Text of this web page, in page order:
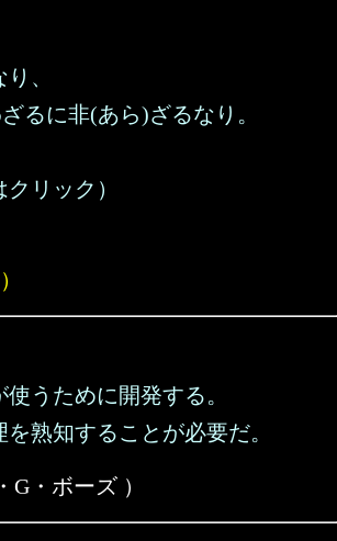
、
るに非(あら)ざるなり。
リック）
）
うために開発する。
を熟知することが必要だ。
G・ボーズ ）